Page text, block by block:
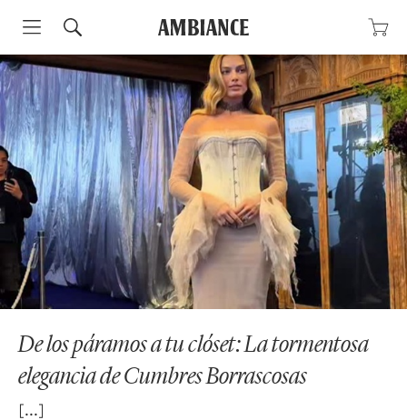
Skip
to
content
De los páramos a tu clóset: La tormentosa
elegancia de Cumbres Borrascosas